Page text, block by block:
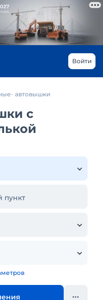
Войти
автовышки
с
пункт